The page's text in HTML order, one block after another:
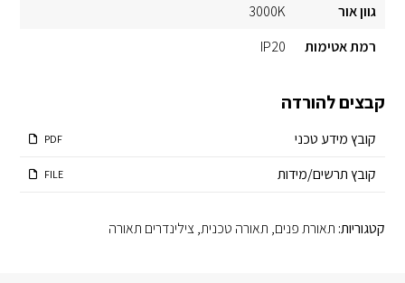
גוון אור
3000K
רמת אטימות
IP20
קבצים להורדה
קובץ מידע טכני PDF
קובץ תרשים/מידות FILE
קטגוריות: תאורת פנים, תאורה טכנית, צילינדרים תאורה